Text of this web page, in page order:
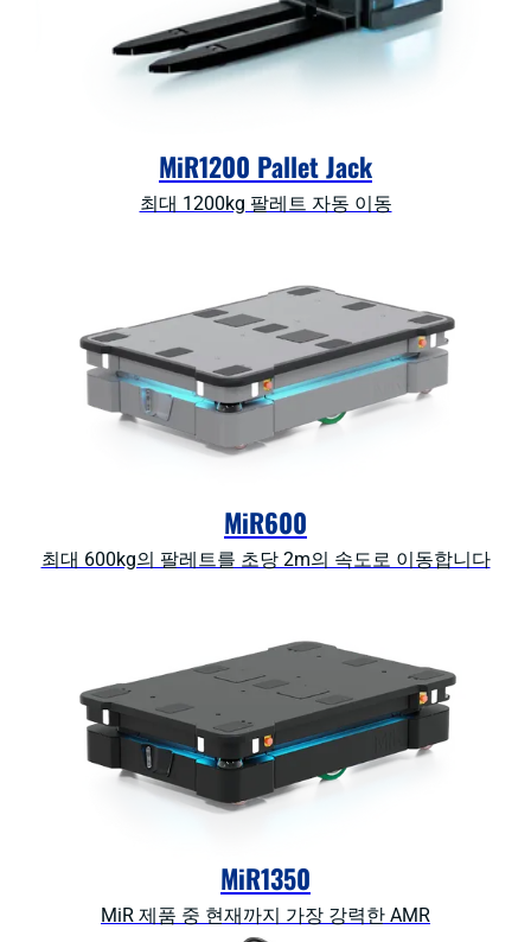
MiR1200 Pallet Jack
최대 1200kg 팔레트 자동 이동
MiR600
최대 600kg의 팔레트를 초당 2m의 속도로 이동합니다
MiR1350
MiR 제품 중 현재까지 가장 강력한 AMR